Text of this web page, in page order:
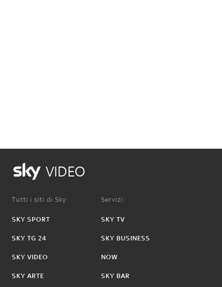
VIDEO
Tutti i siti di Sky:
SKY SPORT
SKY TG 24
SKY VIDEO
SKY ARTE
Servizi:
SKY TV
SKY BUSINESS
NOW
SKY BAR